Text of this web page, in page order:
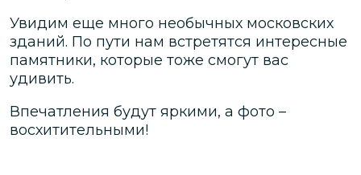
Увидим еще много необычных московских
зданий. По пути нам встретятся интересные
памятники, которые тоже смогут вас
удивить.
Впечатления будут яркими, а фото –
восхитительными!